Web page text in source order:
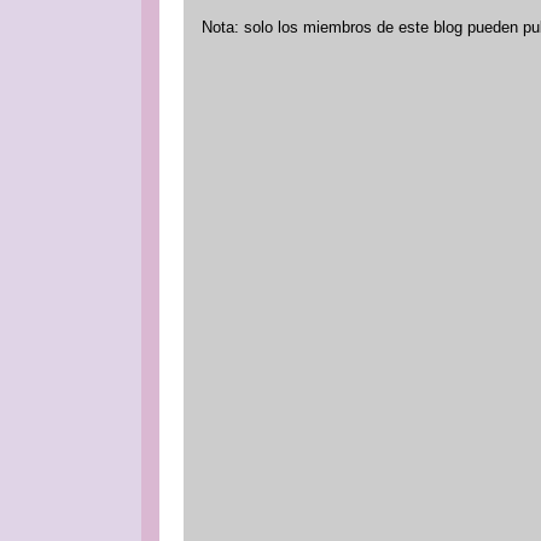
Nota: solo los miembros de este blog pueden